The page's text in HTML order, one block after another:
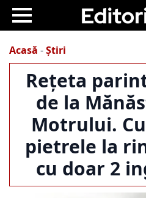
Acasă -Știri
Rețeta
de la
Motrului.
pietrele la
cu doar 2